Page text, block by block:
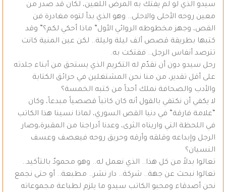
سيدو الذي لو لم يفتك به المرض اللعين، لكان قد صدر من
معين روحه الأحلى والاحلى.. وهو الذي بدأ لتوه مغادرة فن
القص، وجهز مخطوطه الروائي الأول” ماذا أحكي لكم؟” وقد
كتبها بطريقة قصص ألف ليلة وليلة.. لكن عين المنية كانت
تترصد أنفاس الرجل.. ففتكت به.
رحل سيدو دون أن نقدّم له التكريم الذي يستحق من أبناء جلدته
على أقل تقدير، من منا نحن المشتغلين في حرائق الكتابة
والأدب والصحافة نملك أحداً من كتبه الخمسة؟
لا يكفي أن نكتفي بالقول أنه كان كاتباً قصصياً مبدعاً، وكان
“علامة فارقة” في دنيا القص السوري، لماذا نسينا هذا الكاتب
في اللحظة التي واريناه الثرى، وعدنا أدراجنا من المقبرة،وصار
الرجل وإبداعه وقلقه وأرقه وحريق روحه فيعصف وعسف
النسيان؟
تعالوا بدلاً من كل هذا.. الذي نعمل له.. وهو محمودٌ بالتأكيد..
تعالوا نبحث عن جهة.. شركة.. دار نشر.. مطبعة.. أو حتى نجمع
نحن أصدقاء ومحبو الكاتب سيدو ما يلزم لطباعة مجموعاته